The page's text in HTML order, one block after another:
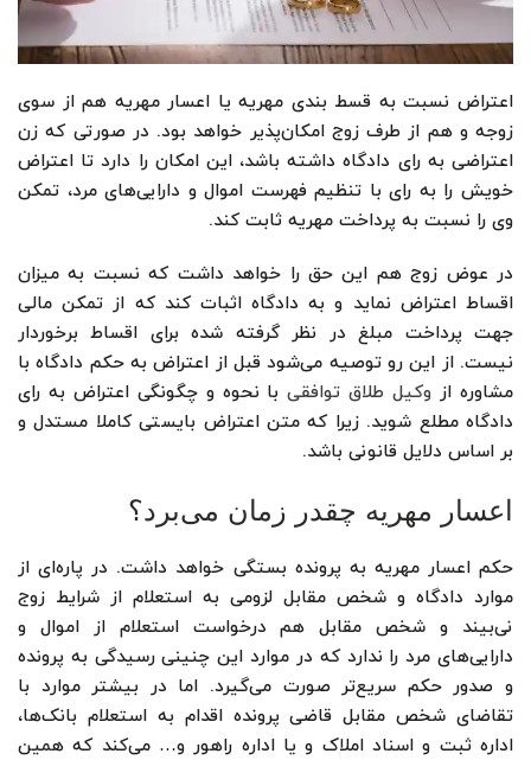
اعتراض نسبت به قسط بندی مهریه یا اعسار مهریه هم از سوی
زوجه و هم از طرف زوج امکان‌پذیر خواهد بود. در صورتی که زن
اعتراضی به رای دادگاه داشته باشد، این امکان را دارد تا اعتراض
خویش را به رای با تنظیم فهرست اموال و دارایی‌های مرد، تمکن
وی را نسبت به پرداخت مهریه ثابت کند.
در عوض زوج هم این حق را خواهد داشت که نسبت به میزان
اقساط اعتراض نماید و به دادگاه اثبات کند که از تمکن مالی
جهت پرداخت مبلغ در نظر گرفته شده برای اقساط برخوردار
نیست. از این رو توصیه می‌شود قبل از اعتراض به حکم دادگاه با
مشاوره از وکیل طلاق توافقیبا نحوه و چگونگی اعتراض به رای
دادگاه مطلع شوید. زیرا که متن اعتراض بایستی کاملا مستدل و
بر اساس دلایل قانونی باشد.
اعسار مهریه چقدر زمان می‌برد؟
حکم اعسار مهریه به پرونده بستگی خواهد داشت. در پاره‌ای از
موارد دادگاه و شخص مقابل لزومی به استعلام از شرایط زوج
نی‌‌بیند و شخص مقابل هم درخواست استعلام از اموال و
دارایی‌های مرد را ندارد که در موارد این چنینی رسیدگی به پرونده
و صدور حکم سریع‌تر صورت می‌گیرد. اما در بیشتر موارد با
تقاضای شخص مقابل قاضی پرونده اقدام به استعلام بانک‌ها،
اداره ثبت و اسناد املاک و یا اداره راهور و… می‌کند که همین